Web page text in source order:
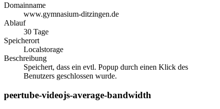
Domainname
www.gymnasium-ditzingen.de
Ablauf
30 Tage
Speicherort
Localstorage
Beschreibung
Speichert, dass ein evtl. Popup durch einen Klick des
Benutzers geschlossen wurde.
peertube-videojs-average-bandwidth